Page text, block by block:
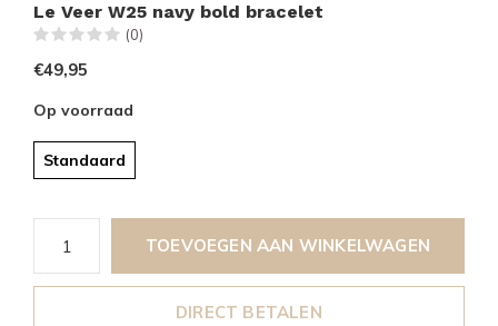
Le Veer W25 navy bold bracelet
(0)
€49,95
Op voorraad
Standaard
TOEVOEGEN AAN WINKELWAGEN
DIRECT BETALEN